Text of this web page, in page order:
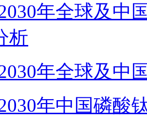
年全球及中
析
年全球及中
年中国磷酸